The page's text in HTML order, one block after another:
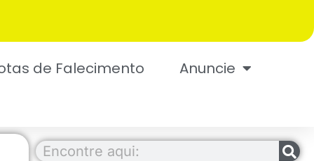
de Falecimento Anuncie